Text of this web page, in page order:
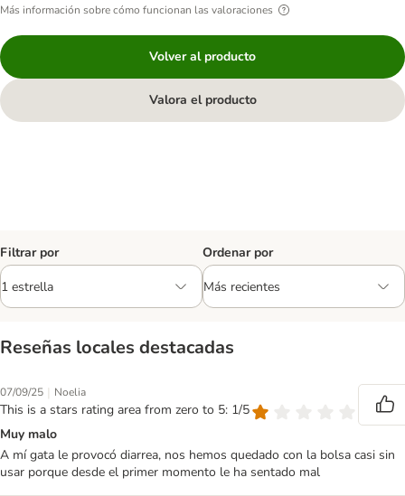
Más información sobre cómo funcionan las valoraciones
Volver al producto
Valora el producto
Filtrar por Ordenar por
Reseñas locales destacadas
07/09/25 | Noelia
This is a stars rating area from zero to 5: 1/5
Muy malo
A mí gata le provocó diarrea, nos hemos quedado con la bolsa casi sin
usar porque desde el primer momento le ha sentado mal